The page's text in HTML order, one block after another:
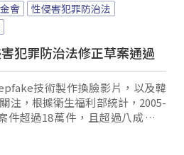
會
性侵害犯罪防治法
犯罪防治法修正草案通過
技術製作換臉影片，以及韓
注，根據衛生福利部統計，2005-
件超過18萬件，且超過八成是女
而產生的侵害行為，可能發生在
世界，阿嬤館－和平與女性人權